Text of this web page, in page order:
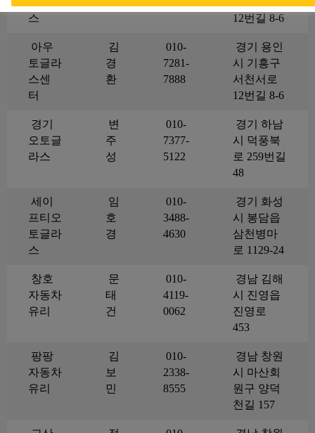
스
12번길 8-6
아우
토글라
스센
터
김
경
환
010-
7281-
7888
경기 용인
시 기흥구
서천서로
12번길 8-6
경기
오토글
라스
변
주
성
010-
7377-
5122
경기 하남
시 덕풍북
로 259번길
48
세이
프티오
토글라
스
임
호
경
010-
3488-
4630
경기 화성
시 봉담읍
삼천병마
로 1129-24
창호
자동차
유리
문
태
건
010-
4119-
0062
경남 김해
시 진영읍
진영로
453
팡팡
자동차
유리
김
보
민
010-
2338-
8555
경남 창원
시 마산회
원구 양덕
천길 157